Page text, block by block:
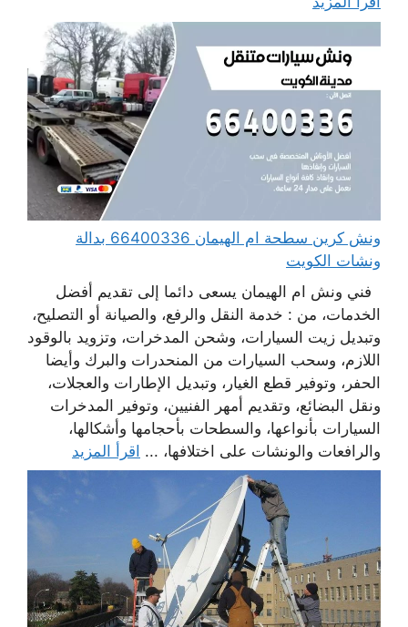
ونش كرين سطحة ام الهيمان 66400336 بدالة
ونشات الكويت
فني ونش ام الهيمان يسعى دائما إلى تقديم أفضل
الخدمات، من : خدمة النقل والرفع، والصيانة أو التصليح،
وتبديل زيت السيارات، وشحن المدخرات، وتزويد بالوقود
اللازم، وسحب السيارات من المنحدرات والبرك وأيضا
الحفر، وتوفير قطع الغيار، وتبديل الإطارات والعجلات،
ونقل البضائع، وتقديم أمهر الفنيين، وتوفير المدخرات
السيارات بأنواعها، والسطحات بأحجامها وأشكالها،
والرافعات والونشات على اختلافها، ... اقرأ المزيد